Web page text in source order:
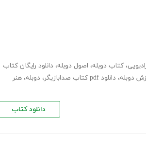
، کتاب دوبله، اصول دوبله، دانلود رایگان کتاب
دوبله، دانلود pdf کتاب صدابازیگر ، دوبله، هنر
دانلود کتاب